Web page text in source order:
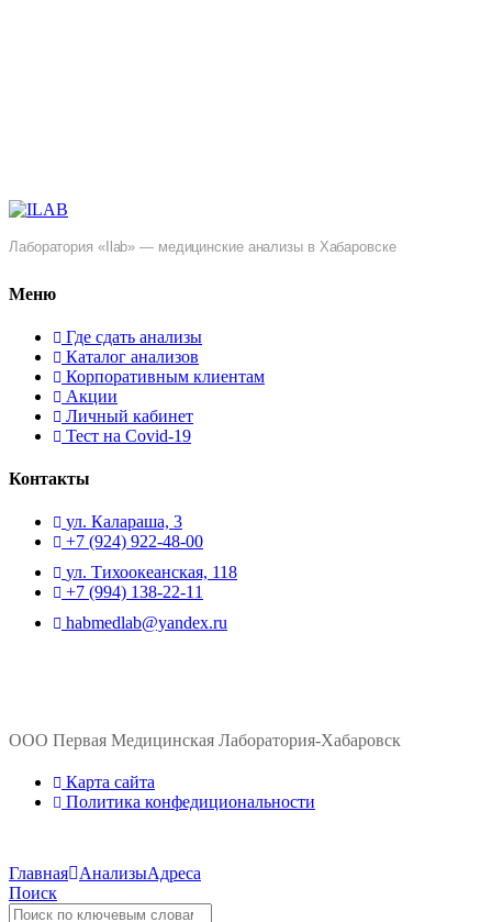
Лаборатория «Ilab» — медицинские анализы в Хабаровске
Меню
Где сдать анализы
Каталог анализов
Корпоративным клиентам
Акции
Личный кабинет
Тест на Covid-19
Контакты
ул. ​Калараша, 3
+7 (924) 922-48-00
ул. ​Тихоокеанская, 118
+7 (994) 138-22-11
habmedlab@yandex.ru
ООО Первая Медицинская Лаборатория-Хабаровск
Карта сайта
Политика конфедициональности
Главная АнализыАдреса
Поиск